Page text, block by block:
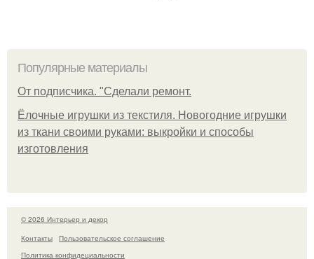
Популярные материалы
От подписчика. "Сделали ремонт.
Ёлочные игрушки из текстиля. Новогодние игрушки
из ткани своими руками: выкройки и способы
изготовления
© 2026 Интерьер и декор
Контакты
Пользовательское соглашение
Политика конфидециальности